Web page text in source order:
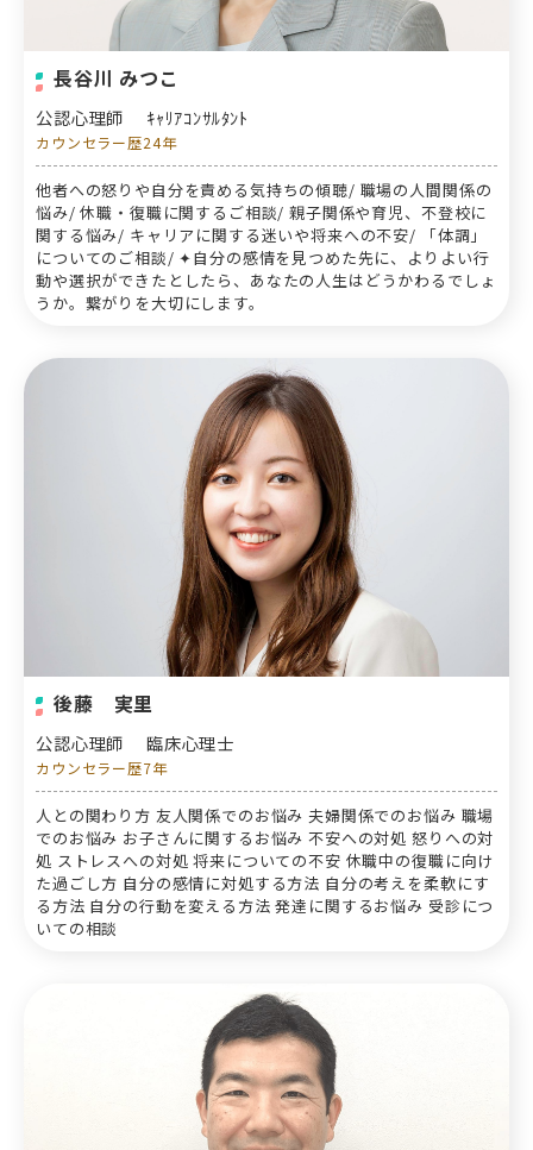
長谷川 みつこ
公認心理師 ｷｬﾘｱｺﾝｻﾙﾀﾝﾄ
カウンセラー歴24年
他者への怒りや自分を責める気持ちの傾聴/ 職場の人間関係の
悩み/ 休職・復職に関するご相談/ 親子関係や育児、不登校に
関する悩み/ キャリアに関する迷いや将来への不安/ 「体調」
についてのご相談/ ✦自分の感情を見つめた先に、よりよい行
動や選択ができたとしたら、あなたの人生はどうかわるでしょ
うか。繋がりを大切にします。
後藤 実里
公認心理師 臨床心理士
カウンセラー歴7年
人との関わり方 友人関係でのお悩み 夫婦関係でのお悩み 職場
でのお悩み お子さんに関するお悩み 不安への対処 怒りへの対
処 ストレスへの対処 将来についての不安 休職中の復職に向け
た過ごし方 自分の感情に対処する方法 自分の考えを柔軟にす
る方法 自分の行動を変える方法 発達に関するお悩み 受診につ
いての相談